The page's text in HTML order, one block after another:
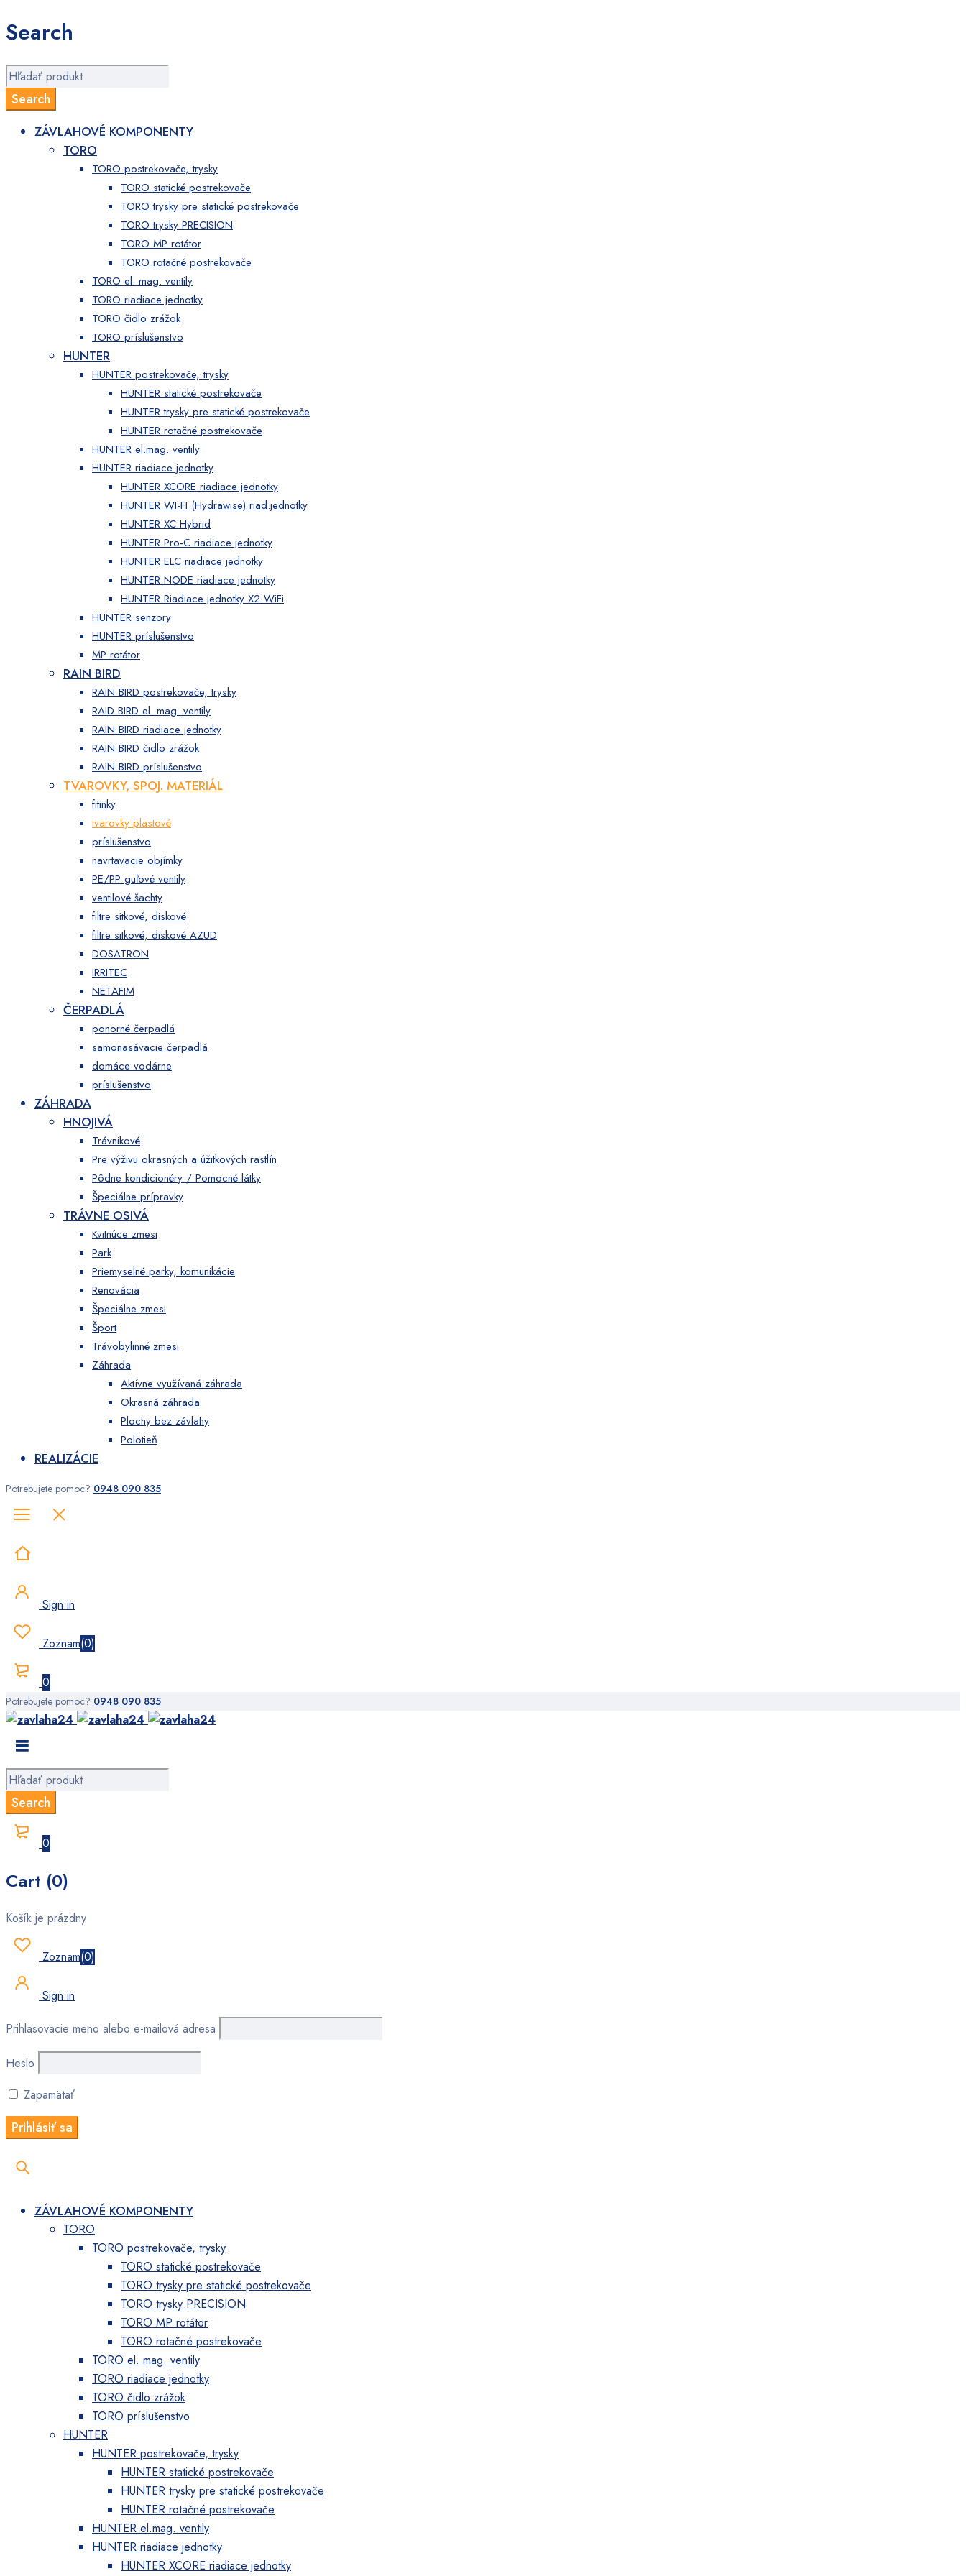
Search
ZÁVLAHOVÉ KOMPONENTY
TORO
TORO postrekovače, trysky
TORO statické postrekovače
TORO trysky pre statické postrekovače
TORO trysky PRECISION
TORO MP rotátor
TORO rotačné postrekovače
TORO el. mag. ventily
TORO riadiace jednotky
TORO čidlo zrážok
TORO príslušenstvo
HUNTER
HUNTER postrekovače, trysky
HUNTER statické postrekovače
HUNTER trysky pre statické postrekovače
HUNTER rotačné postrekovače
HUNTER el.mag. ventily
HUNTER riadiace jednotky
HUNTER XCORE riadiace jednotky
HUNTER WI-FI (Hydrawise) riad.jednotky
HUNTER XC Hybrid
HUNTER Pro-C riadiace jednotky
HUNTER ELC riadiace jednotky
HUNTER NODE riadiace jednotky
HUNTER Riadiace jednotky X2 WiFi
HUNTER senzory
HUNTER príslušenstvo
MP rotátor
RAIN BIRD
RAIN BIRD postrekovače, trysky
RAID BIRD el. mag. ventily
RAIN BIRD riadiace jednotky
RAIN BIRD čidlo zrážok
RAIN BIRD príslušenstvo
TVAROVKY, SPOJ. MATERIÁL
fitinky
tvarovky plastové
príslušenstvo
navrtavacie objímky
PE/PP guľové ventily
ventilové šachty
filtre sitkové, diskové
filtre sitkové, diskové AZUD
DOSATRON
IRRITEC
NETAFIM
ČERPADLÁ
ponorné čerpadlá
samonasávacie čerpadlá
domáce vodárne
príslušenstvo
ZÁHRADA
HNOJIVÁ
Trávnikové
Pre výživu okrasných a úžitkových rastlín
Pôdne kondicionéry / Pomocné látky
Špeciálne prípravky
TRÁVNE OSIVÁ
Kvitnúce zmesi
Park
Priemyselné parky, komunikácie
Renovácia
Špeciálne zmesi
Šport
Trávobylinné zmesi
Záhrada
Aktívne využívaná záhrada
Okrasná záhrada
Plochy bez závlahy
Polotieň
REALIZÁCIE
Potrebujete pomoc? 0948 090 835
Sign in
Zoznam(0)
0
Potrebujete pomoc? 0948 090 835
0
Cart (0)
Košík je prázdny
Zoznam(0)
Sign in
Prihlasovacie meno alebo e-mailová adresa
Heslo
Zapamätať
ZÁVLAHOVÉ KOMPONENTY
TORO
TORO postrekovače, trysky
TORO statické postrekovače
TORO trysky pre statické postrekovače
TORO trysky PRECISION
TORO MP rotátor
TORO rotačné postrekovače
TORO el. mag. ventily
TORO riadiace jednotky
TORO čidlo zrážok
TORO príslušenstvo
HUNTER
HUNTER postrekovače, trysky
HUNTER statické postrekovače
HUNTER trysky pre statické postrekovače
HUNTER rotačné postrekovače
HUNTER el.mag. ventily
HUNTER riadiace jednotky
HUNTER XCORE riadiace jednotky